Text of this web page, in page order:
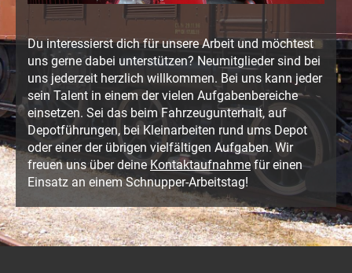
Du interessierst dich für unsere Arbeit und möchtest
uns gerne dabei unterstützen? Neumitglieder sind bei
uns jederzeit herzlich willkommen. Bei uns kann jeder
sein Talent in einem der vielen Aufgabenbereiche
einsetzen. Sei das beim Fahrzeugunterhalt, auf
Depotführungen, bei Kleinarbeiten rund ums Depot
oder einer der übrigen vielfältigen Aufgaben. Wir
freuen uns über deineKontaktaufnahmefür einen
Einsatz an einem Schnupper-Arbeitstag!